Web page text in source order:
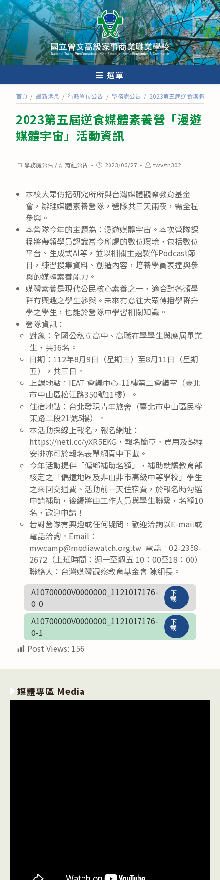
跳
轉
至
主
要
內
選單
首頁 / 最新消息 / 行政單位公告 / 學務處公告 / 2023第五屆逆食媒體素養
2023第五屆逆食媒體素養營「漫遊
媒體宇宙」活動資訊
Post學務處公告 /訓育組公告
Post2023/06/27
Posttwvstn302
本校大眾傳播研究所所與台灣媒體觀察教育基金
會，辦理媒體素養營隊，營隊共三天兩夜，需全程
參與。
本營隊今年的主題為：漫遊媒體宇宙。本次營隊課
程將帶領學員認識當今所處的數位環境，包括數位
平台、生成式AI等，並以相關主題製作Podcast節
目，練習搜集資料、創造內容，培養學員表達與參
與的媒體素養能力。
媒體素養是現代公民核心素養之一，適合對各類學
群有興趣之學生參與。未來有意往大眾傳播學群升
學之學生，也能於營隊中學習相關知識。
營隊資訊：
對象：全國公私立高中、高職在學學生與應屆畢業
生，共36名。
日期：112年8月9日（星期三）至8月11日（星期
五），共三日。
上課地點：IEAT 會議中心-11樓第二會議室（臺北
市中山區松江路350號11樓）。
住宿地點：台北發現青年旅舍（臺北市中山區民權
東路二段21號5樓）。
本活動採線上報名，報名網址：
https://neti.cc/yXR5EKG，報名簡章、費用及課程
安排亦可於報名表單網頁中下載。
今年活動提供「偏鄉補助名額」，補助就讀教育部
核定之「偏遠地區及非山非市高級中等學校」學生
之來回交通費、活動前一天住宿費，於報名時勾選
申請補助，後續將由工作人員與學生聯繫，名額10
名，歡迎申請！
若對營隊有興趣或任何疑問，歡迎洽詢以E-mail或
電話洽詢。Email：
mwcamp@mediawatch.org.tw 電話：02-2358-
2672（上班時間：週一至週五 10：00至18：00）
聯絡人：台灣媒體觀察教育基金會 陳組長。
A10700000V0000000_1121017176-
0-0
下
載
A10700000V0000000_1121017176-
0-1
下
載
Post Views: 156
媒體專區 Media